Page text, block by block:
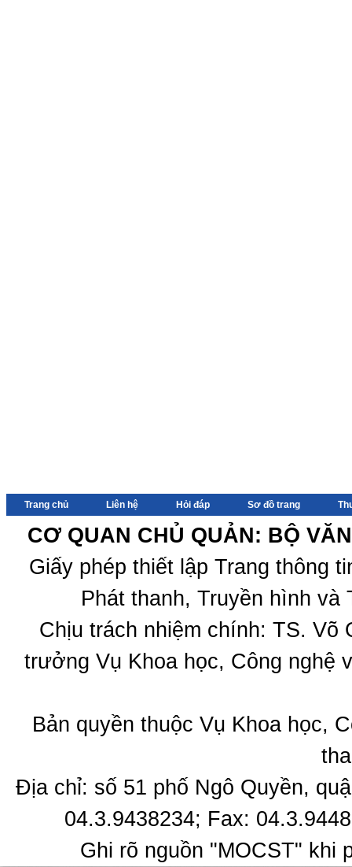
Trang chủ Liên hệ Hỏi đáp Sơ đồ trang
CƠ QUAN CHỦ QUẢN: BỘ
Giấy phép thiết lập Trang thông
Phát thanh, Truyền hình
Chịu trách nhiệm chính: TS.
trưởng Vụ Khoa học, Công nghệ
Bản quyền thuộc Vụ Khoa học,
Địa chỉ: số 51 phố Ngô Quyền,
04.3.9438234; Fax:
Ghi rõ nguồn "MOCST" khi